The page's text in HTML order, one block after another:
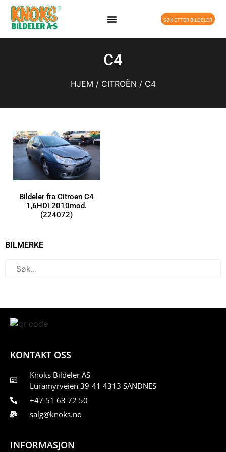
SØK ETTER BILDELER
C4
HJEM / CITROËN / C4
BILMERKE
Bildeler fra Citroen C4
1,6HDi 2010mod.
(224072)
KONTAKT OSS
Knoks Bildeler AS
Luramyrveien 39-41 4313 SANDNES
+47 51 63 72 50
salg@knoks.no
INFORMASJON